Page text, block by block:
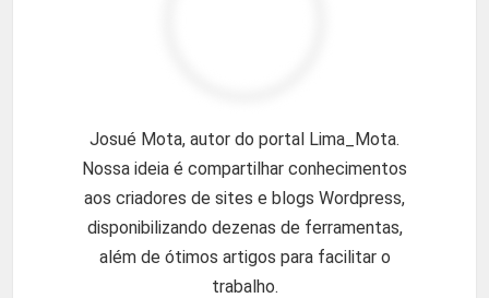
Josué Mota, autor do portal Lima_Mota.
Nossa ideia é compartilhar conhecimentos
aos criadores de sites e blogs Wordpress,
disponibilizando dezenas de ferramentas,
além de ótimos artigos para facilitar o
trabalho.